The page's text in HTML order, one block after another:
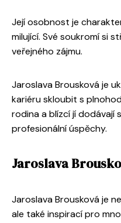
Její osobnost je
milující. Své soukromí si
veřejného zájmu.
Jaroslava Brousková je
kariéru skloubit s
rodina a blízcí jí dodávají
profesionální úspěchy.
Jaroslava
Jaroslava Brousková je
ale také inspirací pro